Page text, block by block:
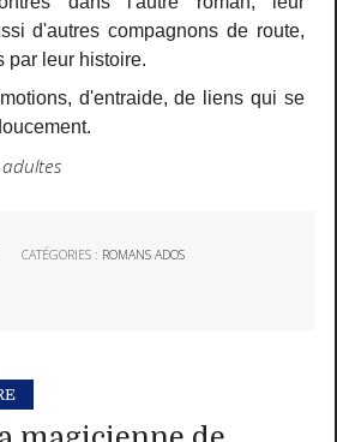
d'autres compagnons de route,
par leur histoire.
d'entraide, de liens qui se
CATÉGORIES : ROMANS ADOS